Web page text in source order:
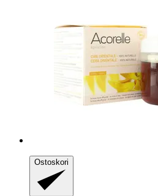
Ostoskori